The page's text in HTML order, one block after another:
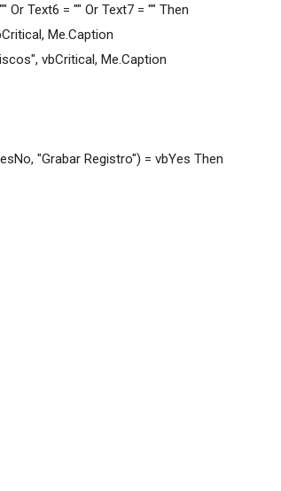
Or Text6 = "" Or Text7 = "" Then
Me.Caption
vbCritical, Me.Caption
"Grabar Registro") = vbYes Then